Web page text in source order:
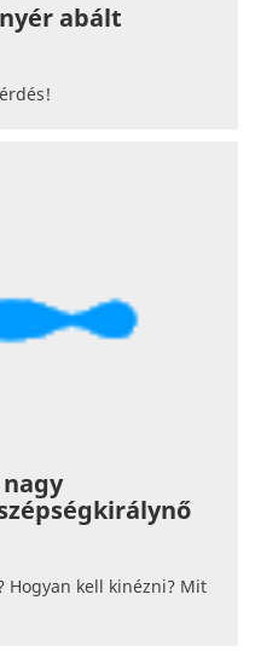
abált
Hogyan kell kinézni? Mit